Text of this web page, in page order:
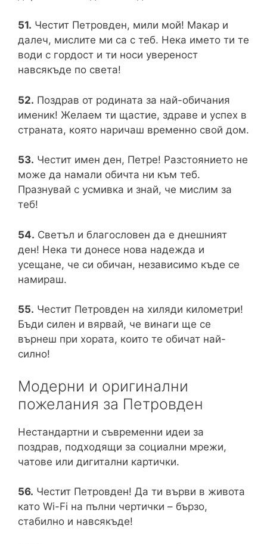
51. Честит Петровден, мили мой! Макар и
далеч, мислите ми са с теб. Нека името ти те
води с гордост и ти носи увереност
навсякъде по света!
52. Поздрав от родината за най-обичания
именик! Желаем ти щастие, здраве и успех в
страната, която наричаш временно свой дом.
53. Честит имен ден, Петре! Разстоянието не
може да намали обичта ни към теб.
Празнувай с усмивка и знай, че мислим за
теб!
54. Светъл и благословен да е днешният
ден! Нека ти донесе нова надежда и
усещане, че си обичан, независимо къде се
намираш.
55. Честит Петровден на хиляди километри!
Бъди силен и вярвай, че винаги ще се
върнеш при хората, които те обичат най-
силно!
Модерни и оригинални
пожелания за Петровден
Нестандартни и съвременни идеи за
поздрав, подходящи за социални мрежи,
чатове или дигитални картички.
56. Честит Петровден! Да ти върви в живота
като Wi-Fi на пълни чертички – бързо,
стабилно и навсякъде!